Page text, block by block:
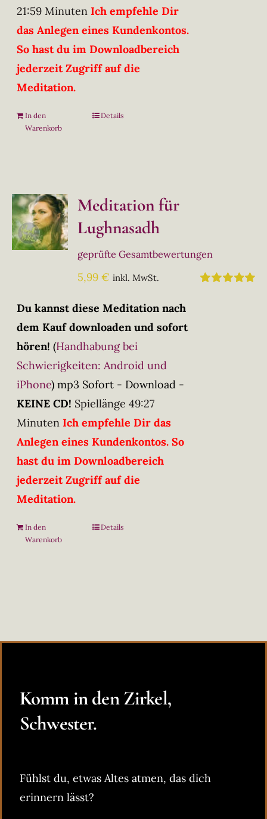
21:59 Minuten Ich empfehle Dir
das Anlegen eines Kundenkontos.
So hast du im Downloadbereich
jederzeit Zugriff auf die
Meditation.
In den
Warenkorb
Details
Meditation für
Lughnasadh
geprüfte Gesamtbewertungen
5,99€ inkl. MwSt.
Du kannst diese Meditation nach
dem Kauf downloaden und sofort
hören! (Handhabung bei
Schwierigkeiten: Android und
iPhone) mp3 Sofort - Download -
KEINE CD! Spiellänge 49:27
Minuten Ich empfehle Dir das
Anlegen eines Kundenkontos. So
hast du im Downloadbereich
jederzeit Zugriff auf die
Meditation.
In den
Warenkorb
Details
Komm in den Zirkel,
Schwester.
Fühlst du, etwas Altes atmen, das dich
erinnern lässt?